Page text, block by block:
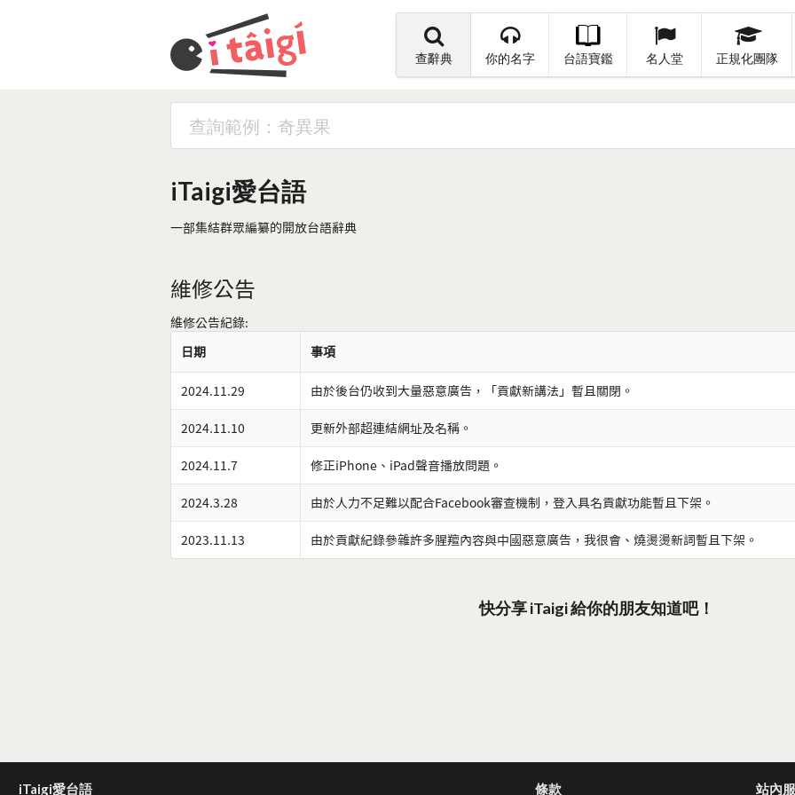
查辭典 你的名字 台語寶鑑 名人堂 正規化團隊
iTaigi愛台語
一部集結群眾編纂的開放台語辭典
維修公告
維修公告紀錄:
日期
事項
2024.11.29 由於後台仍收到大量惡意廣告，「貢獻新講法」暫且關閉。
2024.11.10 更新外部超連結網址及名稱。
2024.11.7 修正iPhone、iPad聲音播放問題。
2024.3.28 由於人力不足難以配合Facebook審查機制，登入具名貢獻功能暫且下架。
2023.11.13 由於貢獻紀錄參雜許多腥羶內容與中國惡意廣告，我很會、燒燙燙新詞暫且下架。
快分享 iTaigi 給你的朋友知道吧！
iTaigi愛台語 條款 站內